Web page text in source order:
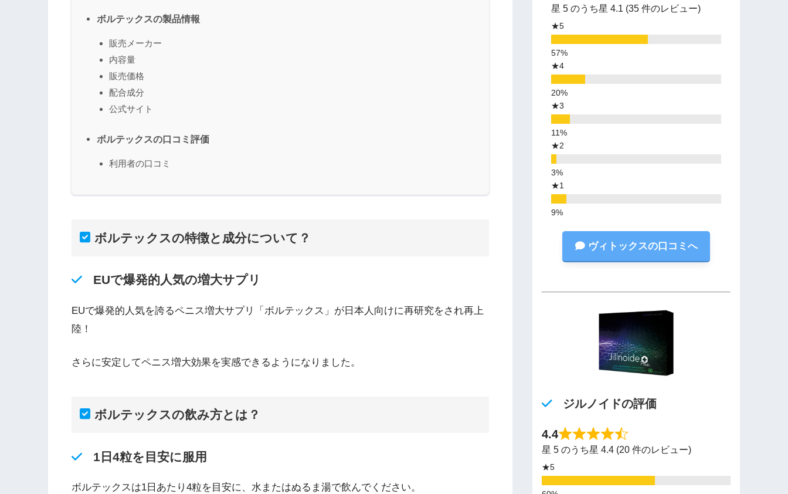
ボルテックスの製品情報
販売メーカー
内容量
販売価格
配合成分
公式サイト
ボルテックスの口コミ評価
利用者の口コミ
ボルテックスの特徴と成分について？
EUで爆発的人気の増大サプリ
EUで爆発的人気を誇るペニス増大サプリ「ボルテックス」が日本人向けに再研究をされ再上
陸！
さらに安定してペニス増大効果を実感できるようになりました。
ボルテックスの飲み方とは？
1日4粒を目安に服用
ボルテックスは1日あたり4粒を目安に、水またはぬるま湯で飲んでください。
星 5 のうち星 4.1 (35 件のレビュー)
★5
★4
★3
★2
★1
ヴィトックスの口コミへ
ジルノイドの評価
4.4
星 5 のうち星 4.4 (20 件のレビュー)
★5